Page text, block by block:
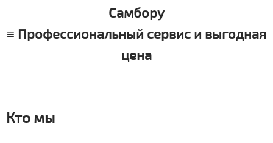
Самбору
≡ Профессиональный сервис и выгодная
цена
Кто мы